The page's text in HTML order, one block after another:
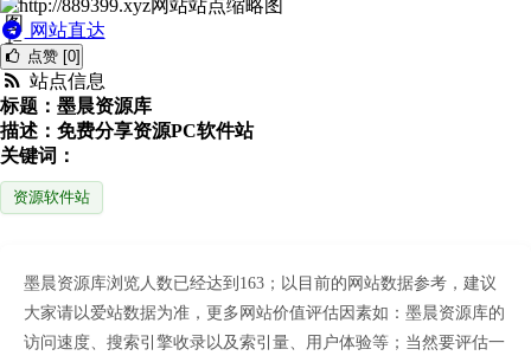
网站直达
点赞 [0]
站点信息
标题：墨晨资源库
描述：免费分享资源PC软件站
关键词：
资源软件站
墨晨资源库浏览人数已经达到163；以目前的网站数据参考，建议
大家请以爱站数据为准，更多网站价值评估因素如：墨晨资源库的
访问速度、搜索引擎收录以及索引量、用户体验等；当然要评估一